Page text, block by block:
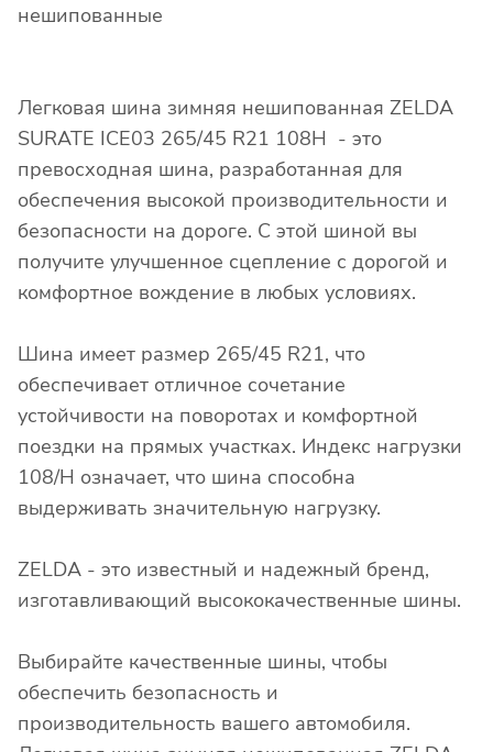
нешипованные
Легковая шина зимняя нешипованная ZELDA
SURATE ICE03 265/45 R21 108H - это
превосходная шина, разработанная для
обеспечения высокой производительности и
безопасности на дороге. С этой шиной вы
получите улучшенное сцепление с дорогой и
комфортное вождение в любых условиях.
Шина имеет размер 265/45 R21, что
обеспечивает отличное сочетание
устойчивости на поворотах и комфортной
поездки на прямых участках. Индекс нагрузки
108/H означает, что шина способна
выдерживать значительную нагрузку.
ZELDA - это известный и надежный бренд,
изготавливающий высококачественные шины.
Выбирайте качественные шины, чтобы
обеспечить безопасность и
производительность вашего автомобиля.